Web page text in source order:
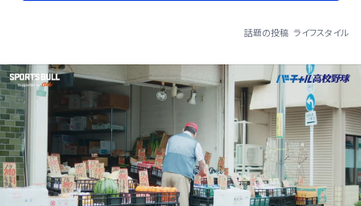
話題の投稿 ライフスタイル